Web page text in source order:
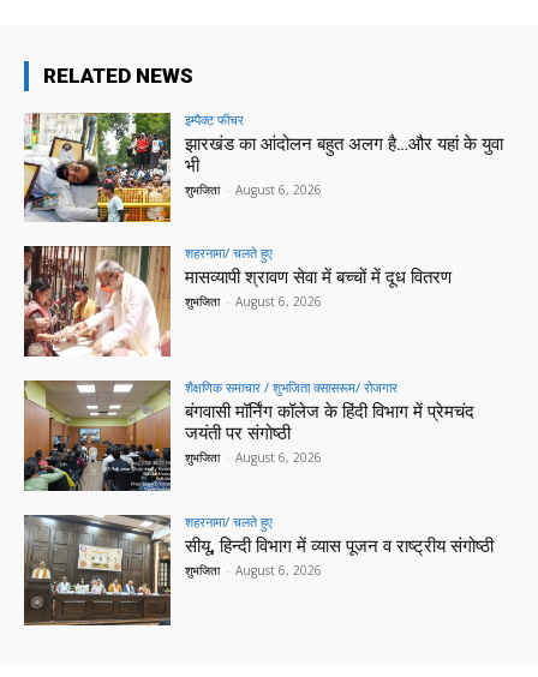
RELATED NEWS
इम्पैक्ट फीचर
झारखंड का आंदोलन बहुत अलग है…और यहां के युवा
भी
शुभजिता - August 6, 2026
शहरनामा/ चलते हुए
मासव्यापी श्रावण सेवा में बच्चों में दूध वितरण
शुभजिता - August 6, 2026
शैक्षणिक समाचार / शुभजिता क्सासरूम/ रोजगार
बंगवासी मॉर्निंग कॉलेज के हिंदी विभाग में प्रेमचंद
जयंती पर संगोष्ठी
शुभजिता - August 6, 2026
शहरनामा/ चलते हुए
सीयू, हिन्दी विभाग में व्यास पूजन व राष्ट्रीय संगोष्ठी
शुभजिता - August 6, 2026